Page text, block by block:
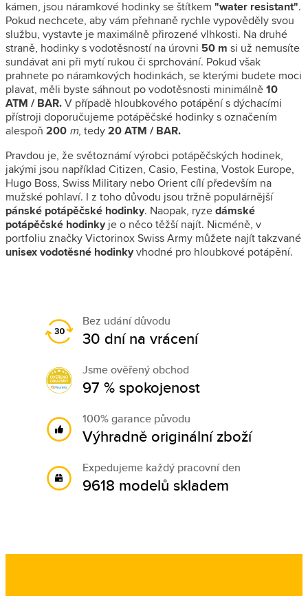
kámen, jsou náramkové hodinky se štítkem "water resistant".
Pokud nechcete, aby vám přehnaně rychle vypověděly svou
službu, vystavte je maximálně přirozené vlhkosti. Na druhé
straně, hodinky s vodotěsností na úrovni 50 m si už nemusíte
sundávat ani při mytí rukou či sprchování. Pokud však
prahnete po náramkových hodinkách, se kterými budete moci
plavat, měli byste sáhnout po vodotěsnosti minimálně10
ATM / BAR.V případě hloubkového potápění s dýchacími
přístroji doporučujeme potápěčské hodinky s označením
alespoň 200 m, tedy20ATM / BAR.
Pravdou je, že světoznámí výrobci potápěčských hodinek,
jakými jsou například Citizen, Casio, Festina, Vostok Europe,
Hugo Boss, Swiss Military nebo Orient cílí především na
mužské pohlaví. I z toho důvodu jsou tržně populárnější
pánské potápěčské hodinky. Naopak, ryzedámské
potápěčské hodinkyje o něco těžší najít. Nicméně, v
portfoliu značky Victorinox Swiss Army můžete najít takzvané
unisex vodotěsné hodinkyvhodné pro hloubkové potápění.
Bez udání důvodu
30 dní na vrácení
Jsme ověřený obchod
97 % spokojenost
100% garance původu
Výhradně originální zboží
Expedujeme každý pracovní den
9618 modelů skladem